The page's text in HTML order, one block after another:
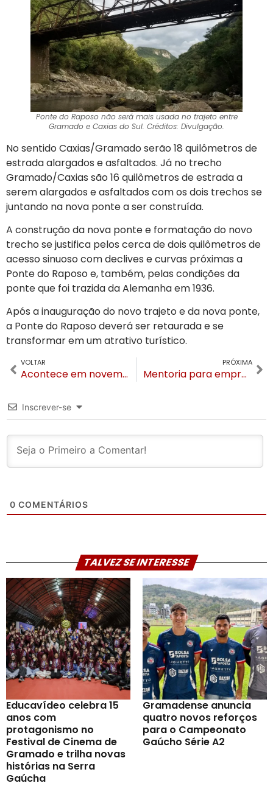
Ponte do Raposo não será mais usada no trajeto entre
Gramado e Caxias do Sul. Créditos: Divulgação.
No sentido Caxias/Gramado serão 18 quilômetros de
estrada alargados e asfaltados. Já no trecho
Gramado/Caxias são 16 quilômetros de estrada a
serem alargados e asfaltados com os dois trechos se
juntando na nova ponte a ser construída.
A construção da nova ponte e formatação do novo
trecho se justifica pelos cerca de dois quilômetros de
acesso sinuoso com declives e curvas próximas a
Ponte do Raposo e, também, pelas condições da
ponte que foi trazida da Alemanha em 1936.
Após a inauguração do novo trajeto e da nova ponte,
a Ponte do Raposo deverá ser retaurada e se
transformar em um atrativo turístico.
VOLTAR
Acontece em novembro: Feira de Calçados Zero Grau de Gramado abre credenciamento
PRÓXIMA
Mentoria para empresários em Gramado tem autor, sociólogo e empresário Valdir Bündchen
Inscrever-se
0 COMENTÁRIOS
TALVEZ SE INTERESSE
Educavídeo celebra 15
anos com
protagonismo no
Festival de Cinema de
Gramado e trilha novas
histórias na Serra
Gaúcha
Gramadense anuncia
quatro novos reforços
para o Campeonato
Gaúcho Série A2